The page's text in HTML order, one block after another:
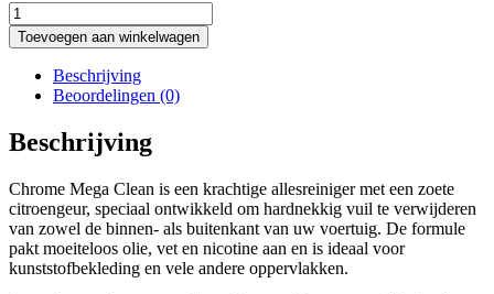
Chrome
Mega
Clean
Krachtige
allesreiniger
met
frisse
aantal
Toevoegen aan winkelwagen
Beschrijving
Beoordelingen (0)
Beschrijving
Chrome Mega Clean is een krachtige allesreiniger met een zoete
citroengeur, speciaal ontwikkeld om hardnekkig vuil te verwijderen
van zowel de binnen- als buitenkant van uw voertuig. De formule
pakt moeiteloos olie, vet en nicotine aan en is ideaal voor
kunststofbekleding en vele andere oppervlakken.